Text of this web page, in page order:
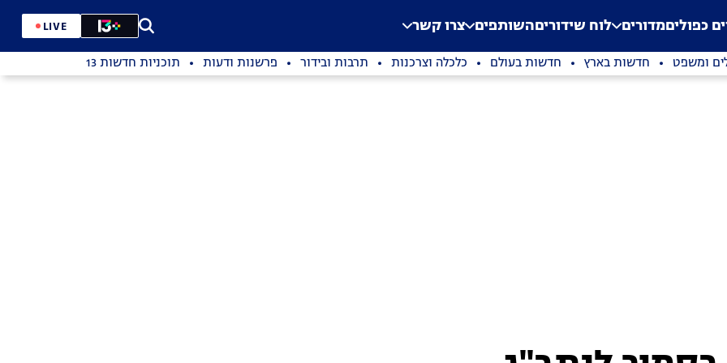
Application error: a
. כפוליםמדורים לוח שידוריםהשותפים צרו קשר LIVE
ומשפט חדשות בארץ חדשות בעולם כלכלה וצרכנות תרבות ובידור פרשנות ודעות תוכניות חדשות 13